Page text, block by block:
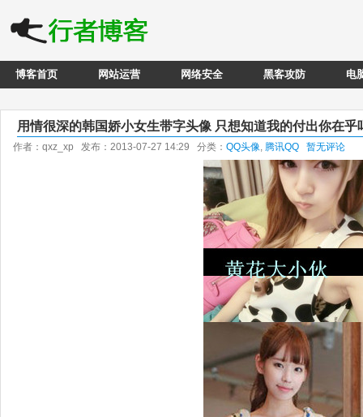
博客首页 网站运营 网络安全 黑客攻防 电
用情很深的韩国娇小女生带字头像 只想知道我的付出你在乎
作者：qxz_xp 发布：2013-07-27 14:29 分类： QQ头像, 腾讯QQ 暂无评论